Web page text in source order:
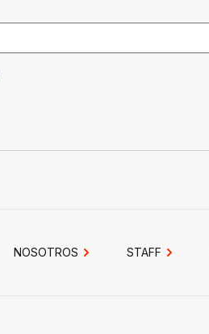
NOSOTROS STAFF